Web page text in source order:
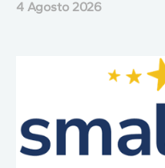
4 Agosto 2026